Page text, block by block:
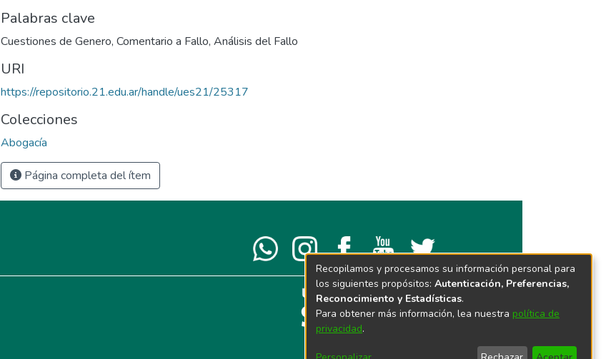
Palabras clave
Cuestiones de Genero, Comentario a Fallo, Análisis del Fallo
URI
https://repositorio.21.edu.ar/handle/ues21/25317
Colecciones
Abogacía
Página completa del ítem
Recopilamos y procesamos su información personal para
los siguientes propósitos: Autenticación, Preferencias,
Reconocimiento y Estadísticas.
Para obtener más información, lea nuestra política de
privacidad.